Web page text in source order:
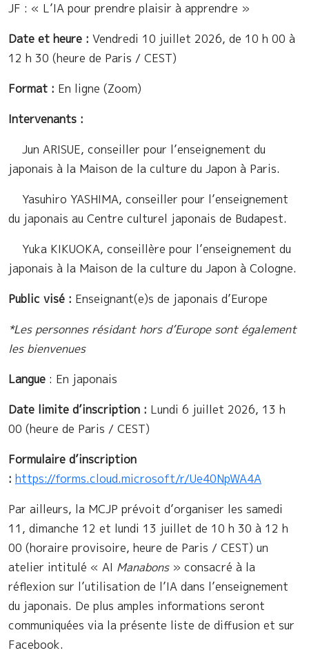
JF : « L’IA pour prendre plaisir à apprendre »
Date et heure : Vendredi 10 juillet 2026, de 10 h 00 à
12 h 30 (heure de Paris / CEST)
Format : En ligne (Zoom)
Intervenants :
Jun ARISUE, conseiller pour l’enseignement du
japonais à la Maison de la culture du Japon à Paris.
Yasuhiro YASHIMA, conseiller pour l’enseignement
du japonais au Centre culturel japonais de Budapest.
Yuka KIKUOKA, conseillère pour l’enseignement du
japonais à la Maison de la culture du Japon à Cologne.
Public visé : Enseignant(e)s de japonais d’Europe
*Les personnes résidant hors d’Europe sont également
les bienvenues
Langue : En japonais
Date limite d’inscription : Lundi 6 juillet 2026, 13 h
00 (heure de Paris / CEST)
Formulaire d’inscription
: https://forms.cloud.microsoft/r/Ue40NpWA4A
Par ailleurs, la MCJP prévoit d’organiser les samedi
11, dimanche 12 et lundi 13 juillet de 10 h 30 à 12 h
00 (horaire provisoire, heure de Paris / CEST) un
atelier intitulé « AI Manabons » consacré à la
réflexion sur l’utilisation de l’IA dans l’enseignement
du japonais. De plus amples informations seront
communiquées via la présente liste de diffusion et sur
Facebook.